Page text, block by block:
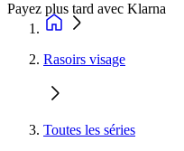
Payez plus tard avec Klarna
Rasoirs visage
Toutes les séries